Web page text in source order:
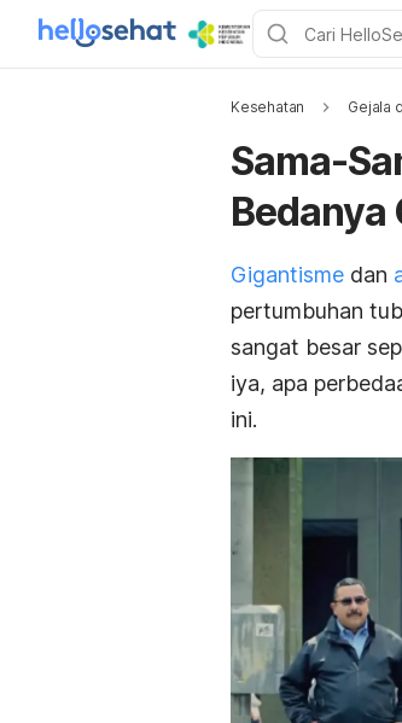
Kesehatan Gejala
Sama-
Bedanya
Gigantisme dan
pertumbuhan
sangat besar
iya, apa
ini.